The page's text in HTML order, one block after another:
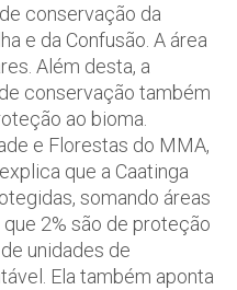
conservação da
e da Confusão. A área
Além desta, a
conservação também
ao bioma.
e Florestas do MMA,
que a Caatinga
somando áreas
2% são de proteção
unidades de
Ela também aponta